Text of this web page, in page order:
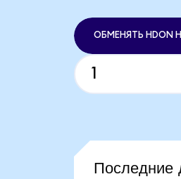
ОБМЕНЯТЬ HDON